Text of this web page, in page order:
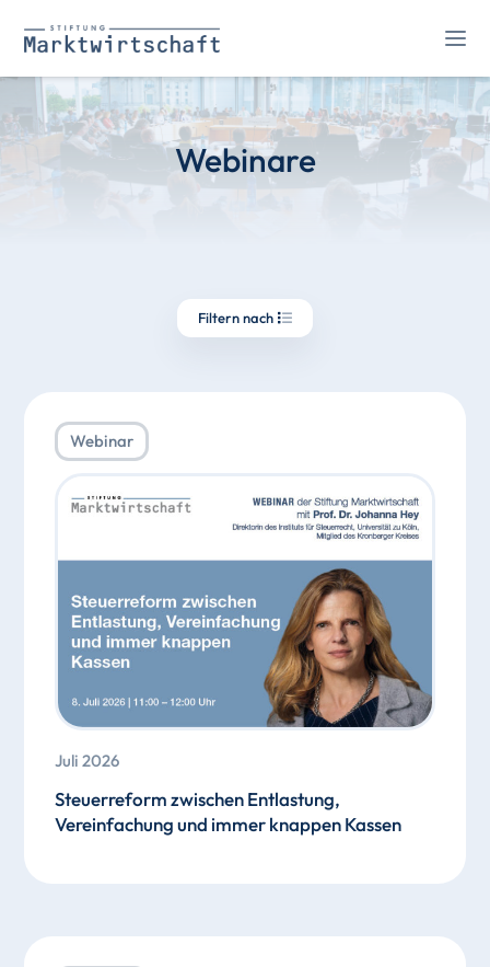
Webinare
Filtern nach
Webinar
Juli 2026
Steuerreform zwischen Entlastung,
Vereinfachung und immer knappen Kassen